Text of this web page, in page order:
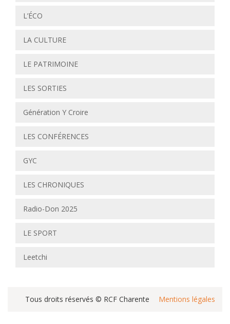
L’ÉCO
LA CULTURE
LE PATRIMOINE
LES SORTIES
Génération Y Croire
LES CONFÉRENCES
GYC
LES CHRONIQUES
Radio-Don 2025
LE SPORT
Leetchi
Tous droits réservés © RCF Charente Mentions légales